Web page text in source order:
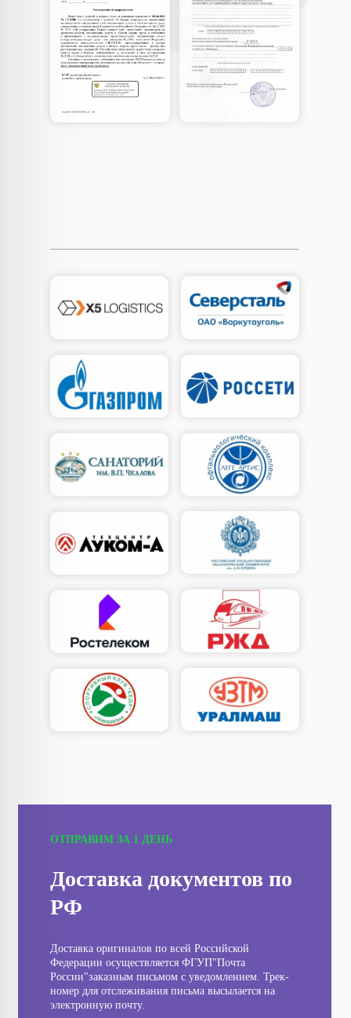
Доставка документов по
РФ
Доставка оригиналов по всей Российской
Федерации осуществляется ФГУП"Почта
России"заказным письмом с уведомлением. Трек-
номер для отслеживания письма высылается на
электронную почту.
ОТПРАВИМ ЗА 1 ДЕНЬ